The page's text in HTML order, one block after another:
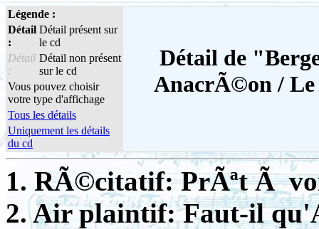
Légende :
Détail de
AnacrÃ©on / Le
Détail
:
Détail présent sur
le cd
Détail
:
Détail non présent
sur le cd
Vous pouvez choisir
votre type d'affichage
Tous les détails
Uniquement les détails
du cd
1. RÃ©citatif: PrÃªt Ã
2. Air plaintif: Faut-il